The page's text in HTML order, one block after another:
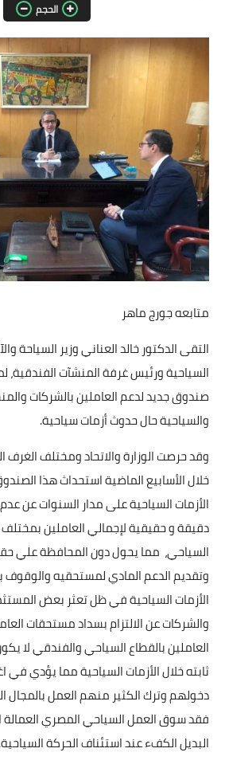
مقالات
القاهرة
الجيزة
سوهاج
شمال
أخبار
صحة
المزيد
اقتصاد
المرأة
حكاية
ثقافة
بداية tv
حوادث
الحجم
متابعه جورج ماهر
التقى الدكتور خالد العناني وزير السياحة
السياحية ورئيس غرفة المنشآت الفندقية،
صندوق جديد لدعم العاملين بالشركات
والسياحية حال حدوث أزمات سياحية.
وقد حرصت الوزارة والاتحاد ومختلف
خلال الأسابيع الماضية استحداث هذا
الأزمات السياحية على مدار السنوات عن
دقيقة و حقيقية لإجمالي العاملين
السياحي، مما يحول دون المحافظة علي
وتقديم الدعم المادي لمستحقيه
الأزمات السياحية في ظل تعثر بعض
والشركات عن الالتزام بسداد مستحقات
العاملين بالقطاع السياحي والفندقي لا
ثابته خلال الأزمات السياحية مما يؤدي في
دخولهم وترك الكثير منهم العمل
فقد سوق العمل السياحي المصري العمالة
البديل الكفء عند استئناف الحركة السياحية.